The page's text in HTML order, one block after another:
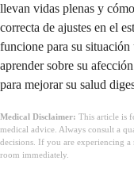
llevan vidas plenas y
correcta de ajustes en el
funcione para su
aprender sobre su
para mejorar su salud
Medical Disclaimer: This article is
medical advice. Always consult a
decisions. If you are experiencing a
room immediately.